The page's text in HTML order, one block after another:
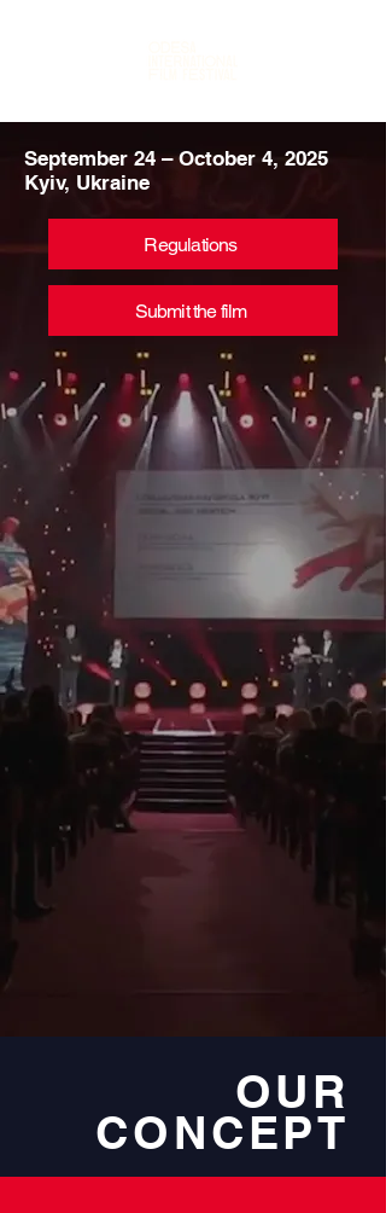
September 24 – October 4, 2025
Kyiv, Ukraine
Regulations
Submit the film
OUR
CONCEPT